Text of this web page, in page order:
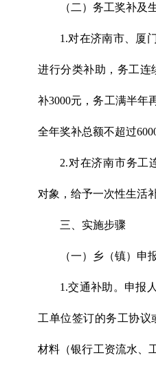
（二）务工奖补及
1.对在济南市、厦
进行分类补助，务工连
补3000元，务工满半年
全年奖补总额不超过
2.对在济南市务工
对象，给予一次性生活
三、实施步骤
（一）乡（镇）申
1.交通补助。申报
工单位签订的务工协议
材料（银行工资流水、